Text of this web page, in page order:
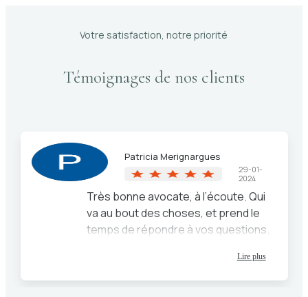
Votre satisfaction, notre priorité
Témoignages de nos clients
Patricia Merignargues
29-01-
2024
Très bonne avocate, à l’écoute. Qui
va au bout des choses, et prend le
temps de répondre à vos questions.
conseils. Je recommande vivement
Maître Tourel.
Lire plus